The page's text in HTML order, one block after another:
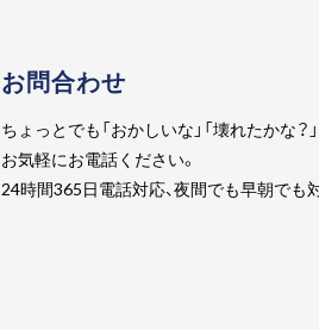
お問合わせ
ちょっとでも「おかしいな」「壊れたかな
お気軽にお電話ください。
24時間365日電話対応、夜間でも早朝でも